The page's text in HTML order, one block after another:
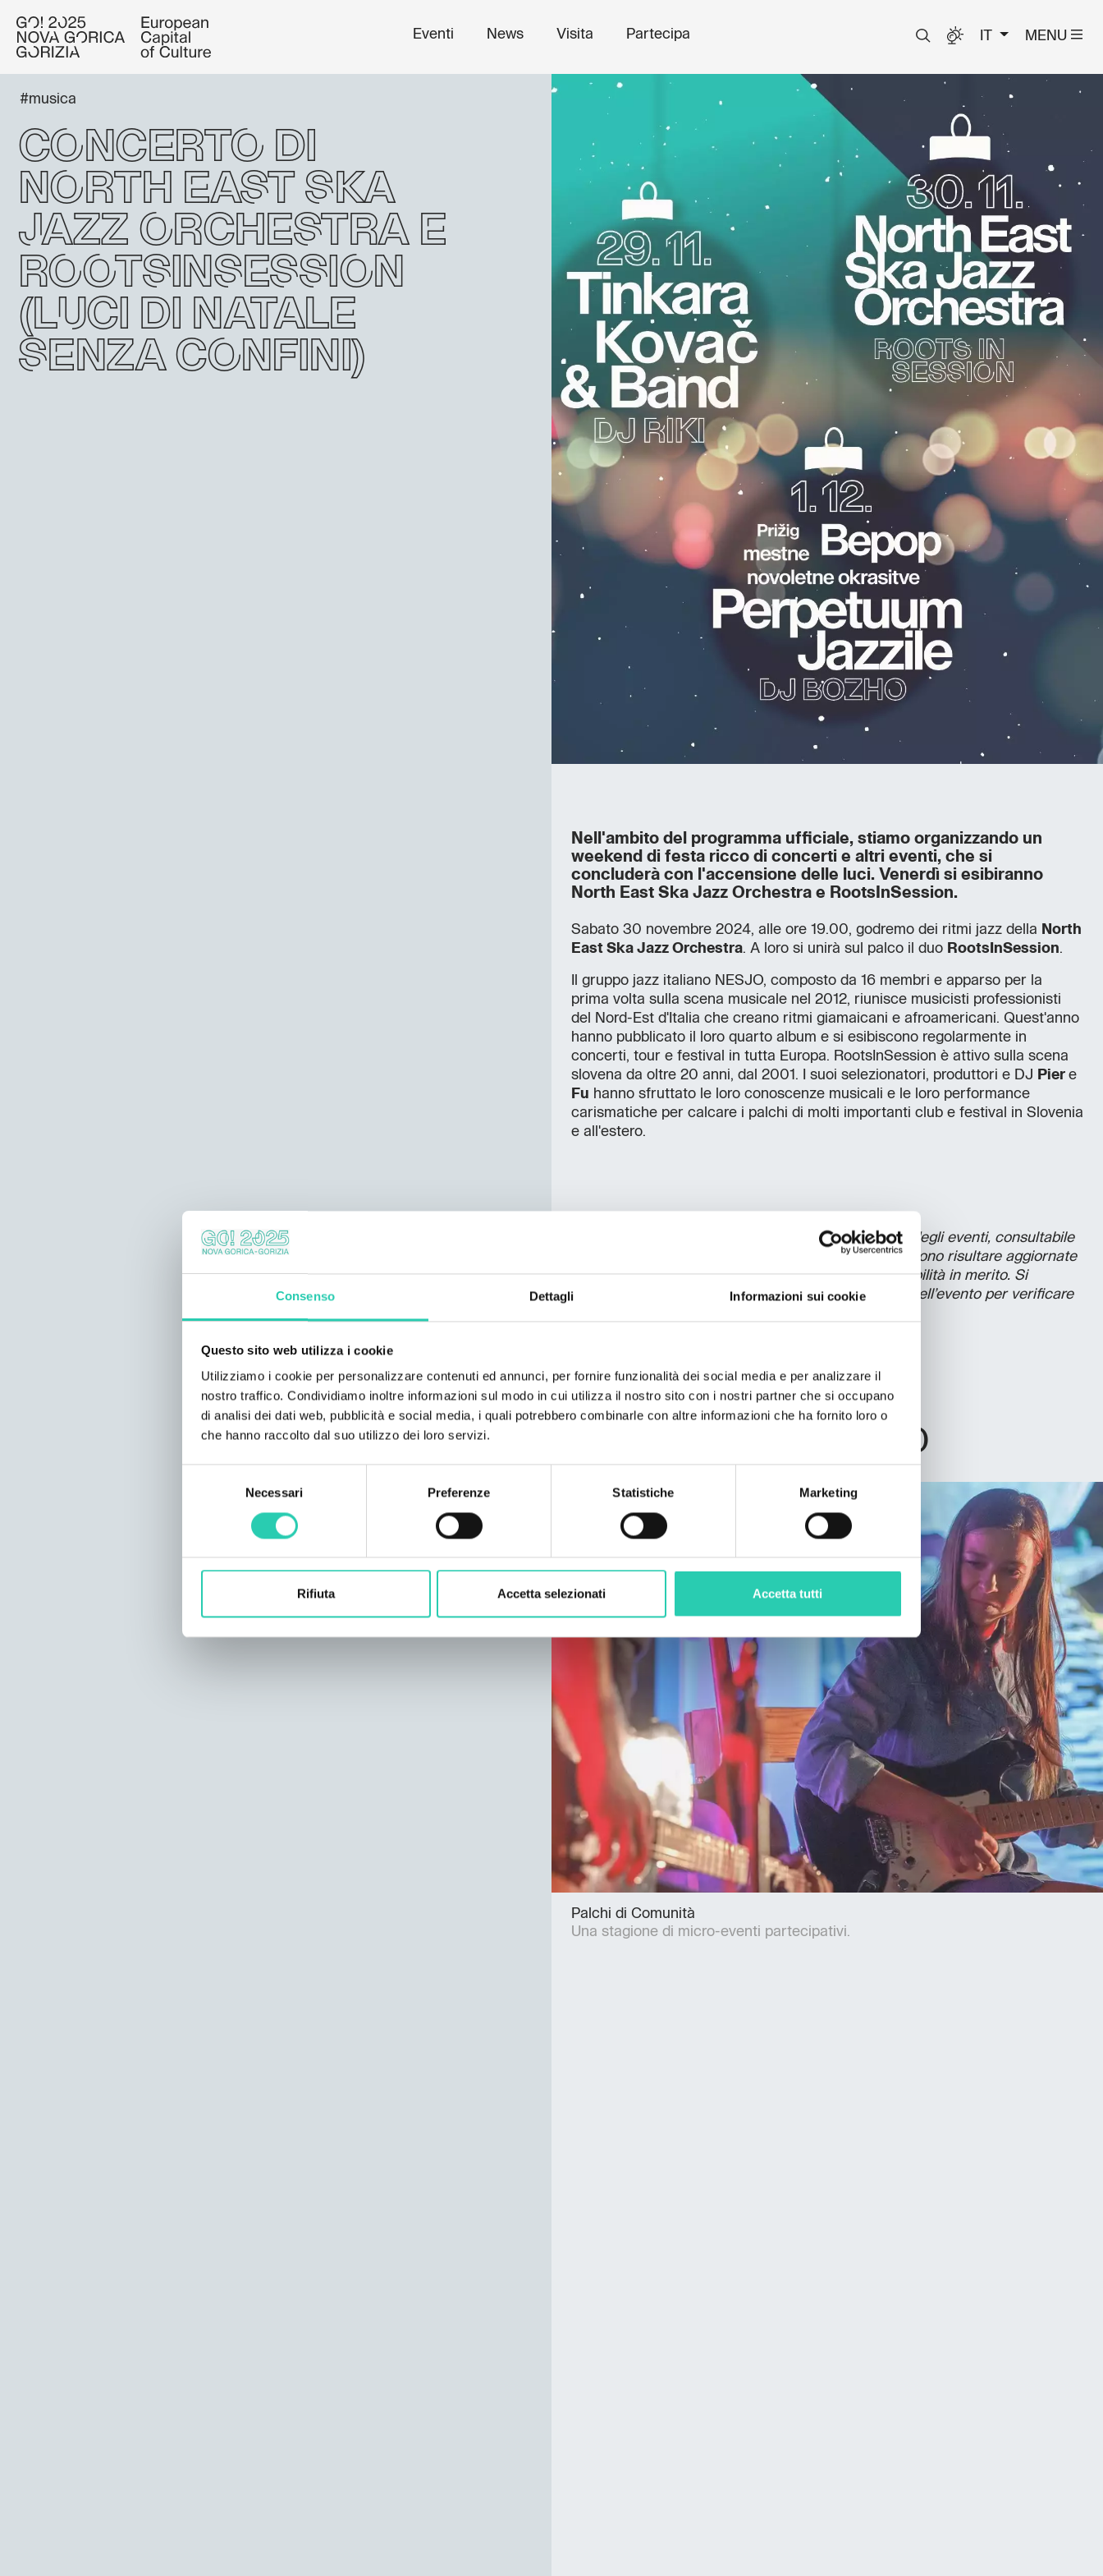
Consenso Dettagli Informazioni sui cookie
Questo sito web utilizza i cookie
Utilizziamo i cookie per personalizzare contenuti ed annunci, per fornire funzionalità dei social media e per analizzare il
nostro traffico. Condividiamo inoltre informazioni sul modo in cui utilizza il nostro sito con i nostri partner che si occupano
di analisi dei dati web, pubblicità e social media, i quali potrebbero combinarle con altre informazioni che ha fornito loro o
che hanno raccolto dal suo utilizzo dei loro servizi.
Necessari Preferenze Statistiche Marketing
Rifiuta Accetta selezionati Accetta tutti
Eventi News Visita Partecipa IT MENU
#musica
Concerto di
North East Ska
Jazz Orchestra e
RootsInSession
(Luci di natale
senza confini)
Nell'ambito del programma ufficiale, stiamo organizzando un
weekend di festa ricco di concerti e altri eventi, che si
concluderà con l'accensione delle luci. Venerdì si esibiranno
North East Ska Jazz Orchestra e RootsInSession.
Sabato 30 novembre 2024, alle ore 19.00, godremo dei ritmi jazz della North
East Ska Jazz Orchestra. A loro si unirà sul palco il duo RootsInSession.
Il gruppo jazz italiano NESJO, composto da 16 membri e apparso per la
prima volta sulla scena musicale nel 2012, riunisce musicisti professionisti
del Nord-Est d'Italia che creano ritmi giamaicani e afroamericani. Quest'anno
hanno pubblicato il loro quarto album e si esibiscono regolarmente in
concerti, tour e festival in tutta Europa. RootsInSession è attivo sulla scena
slovena da oltre 20 anni, dal 2001. I suoi selezionatori, produttori e DJ Pier e
Fu hanno sfruttato le loro conoscenze musicali e le loro performance
carismatiche per calcare i palchi di molti importanti club e festival in Slovenia
e all'estero.
***GO! 2025 ha una propria policy di pubblicazione degli eventi, consultabile
. Non tutte le informazioni presenti possono risultare aggiornate
e/o corrette e GO! 2025 non si assume la responsabilità in merito. Si
consiglia di contattare l’organizzatore responsabile dell’evento per verificare
SCOPRI IL PROGETTO
Palchi di Comunità
Una stagione di micro-eventi partecipativi.